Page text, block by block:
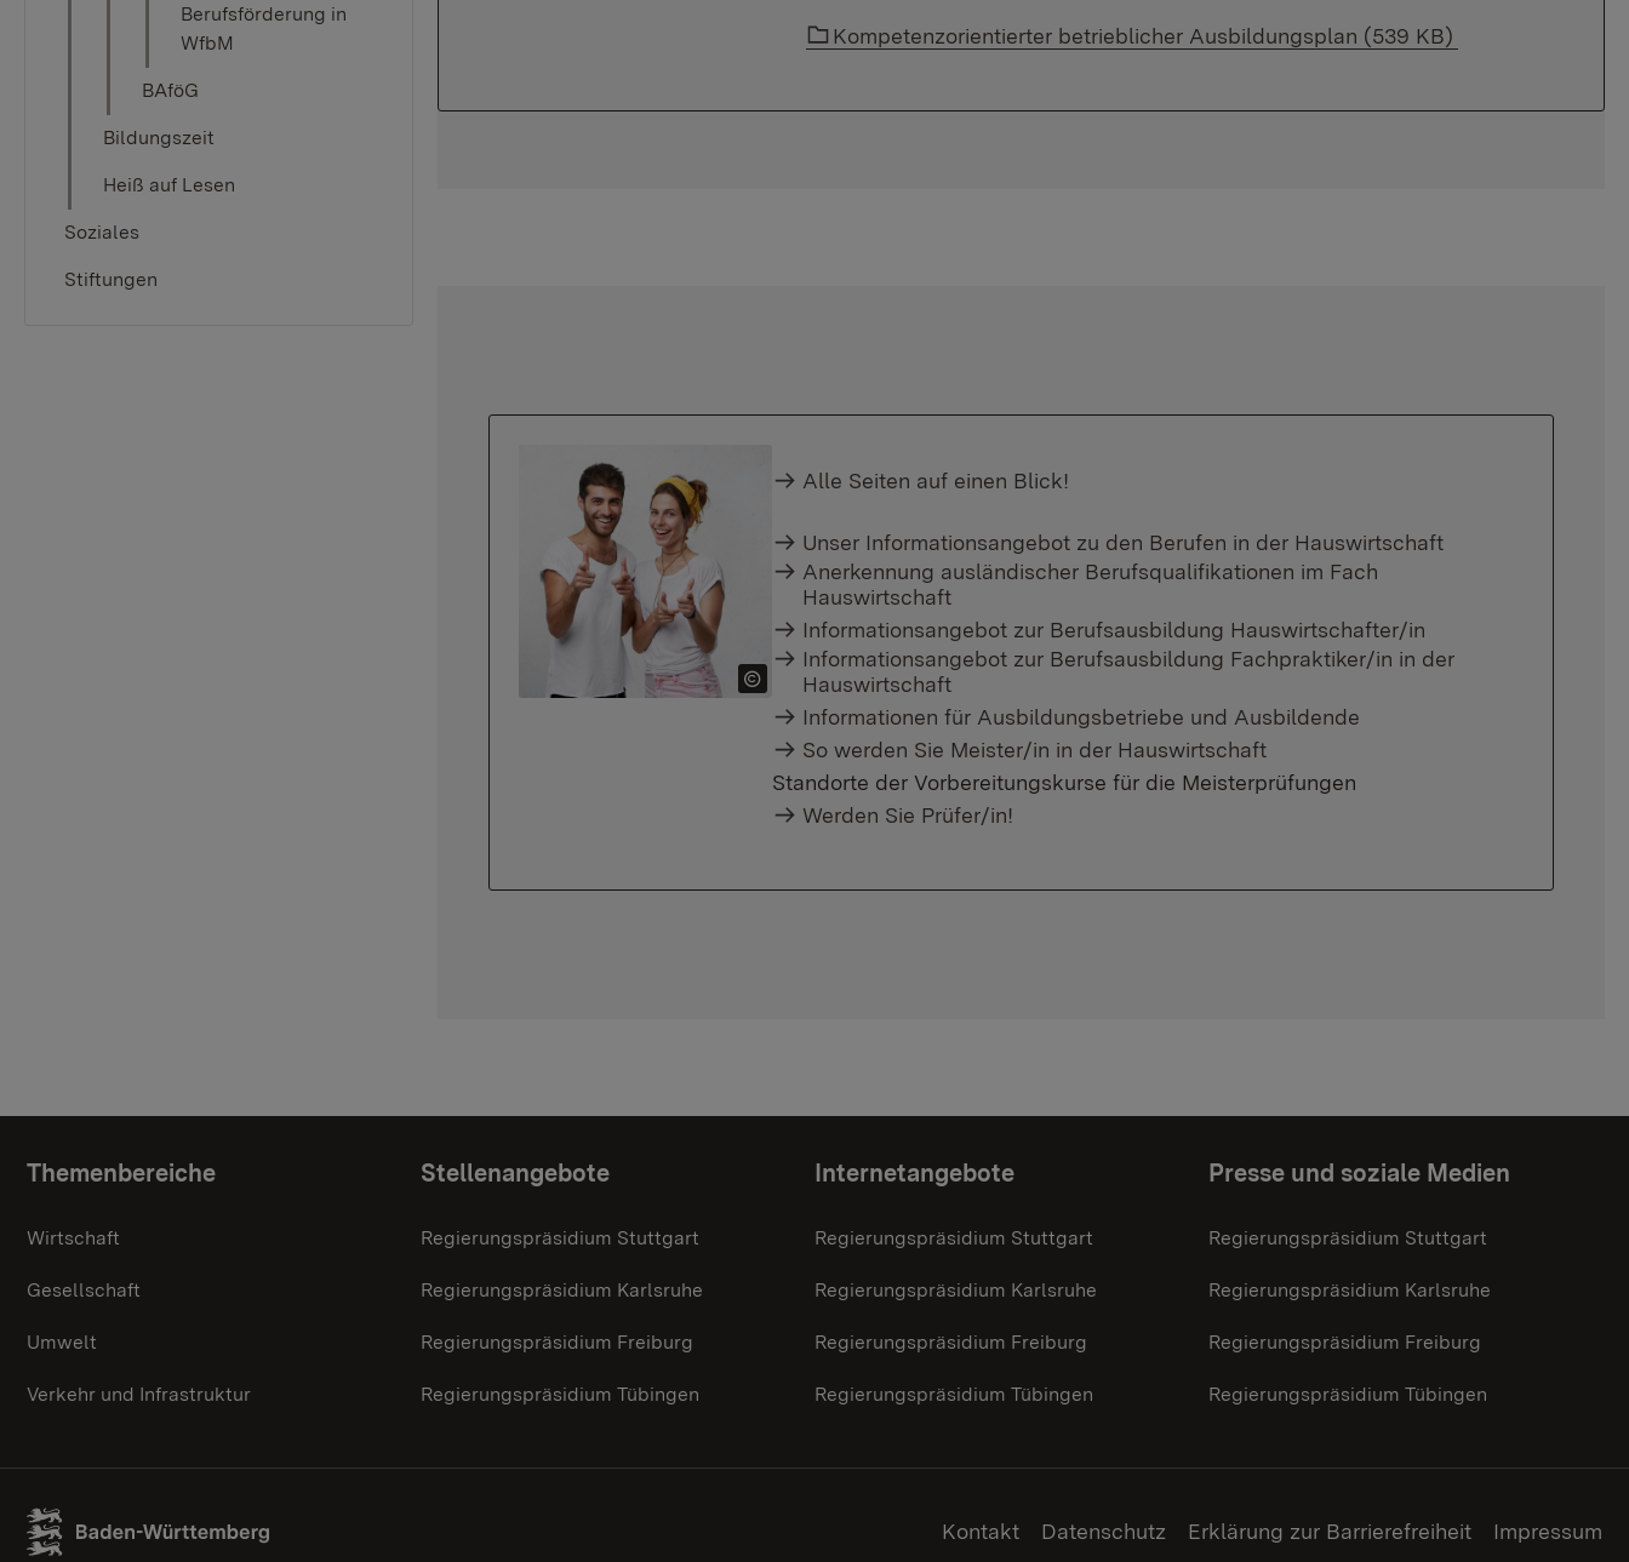
Berufsförderung in
WfbM
BAföG
Bildungszeit
Heiß auf Lesen
Soziales
Stiftungen
Link auf einen Ordner:
Kompetenzorientierter betrieblicher Ausbildungsplan (539 KB)
Alle Seiten auf einen Blick!
Unser Informationsangebot zu den Berufen in der Hauswirtschaft
Anerkennung ausländischer Berufsqualifikationen im Fach
Hauswirtschaft
Informationsangebot zur Berufsausbildung Hauswirtschafter/in
Informationsangebot zur Berufsausbildung Fachpraktiker/in in der
Hauswirtschaft
Informationen für Ausbildungsbetriebe und Ausbildende
So werden Sie Meister/in in der Hauswirtschaft
Standorte der Vorbereitungskurse für die Meisterprüfungen
Werden Sie Prüfer/in!
Themenübersicht
Themenbereiche
Wirtschaft
Gesellschaft
Umwelt
Verkehr und Infrastruktur
Stellenangebote
Regierungspräsidium Stuttgart
Regierungspräsidium Karlsruhe
Regierungspräsidium Freiburg
Regierungspräsidium Tübingen
Internetangebote
Regierungspräsidium Stuttgart
Regierungspräsidium Karlsruhe
Regierungspräsidium Freiburg
Regierungspräsidium Tübingen
Presse und soziale Medien
Regierungspräsidium Stuttgart
Regierungspräsidium Karlsruhe
Regierungspräsidium Freiburg
Regierungspräsidium Tübingen
Kontakt Datenschutz Erklärung zur Barrierefreiheit Impressum